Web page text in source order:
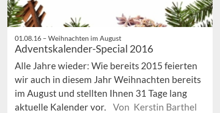
01.08.16 – Weihnachten im August
Adventskalender-Special 2016
Alle Jahre wieder: Wie bereits 2015 feierten
wir auch in diesem Jahr Weihnachten bereits
im August und stellten Ihnen 31 Tage lang
aktuelle Kalender vor.
Von Kerstin Barthel